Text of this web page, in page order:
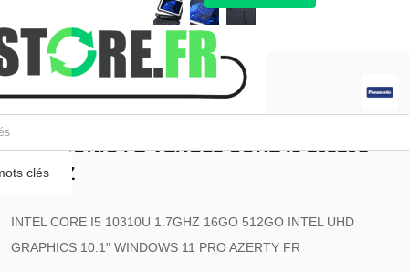
clés
GARANTIE 12 MOIS
PANASONIC FZ-VEKG21 CORE I5 10310U
1.7GHZ
INTEL CORE I5 10310U 1.7GHZ 16GO 512GO INTEL UHD
GRAPHICS 10.1" WINDOWS 11 PRO AZERTY FR